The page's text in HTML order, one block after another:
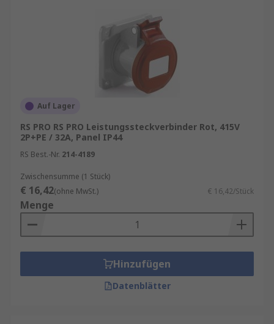
Auf Lager
RS PRO RS PRO Leistungssteckverbinder Rot, 415V
2P+PE / 32A, Panel IP44
RS Best.-Nr. 214-4189
Zwischensumme (1 Stück)
€ 16,42(ohne MwSt.) € 16,42/Stück
Menge
Hinzufügen
Datenblätter